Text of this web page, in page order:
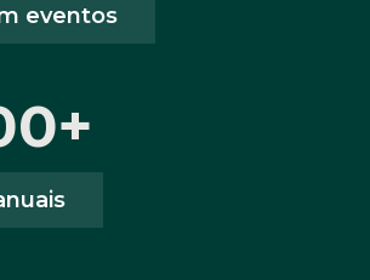
eventos
+